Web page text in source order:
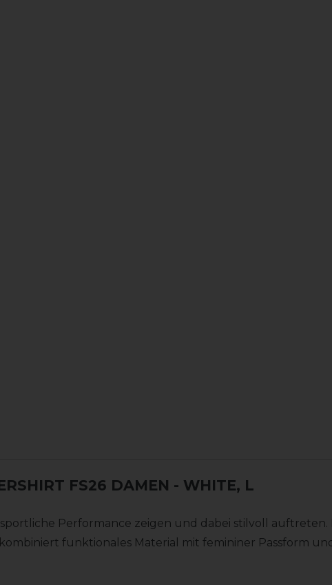
FS26 DAMEN - WHITE, L
Performance zeigen und dabei stilvoll auftreten.
funktionales Material mit femininer Passform